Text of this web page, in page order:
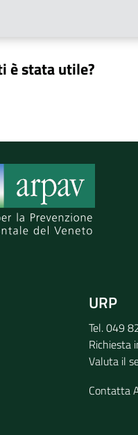
è stata utile?
aiutaci a migliorare il
URP
Tel. 049
Richiesta
Valuta il
Contatta